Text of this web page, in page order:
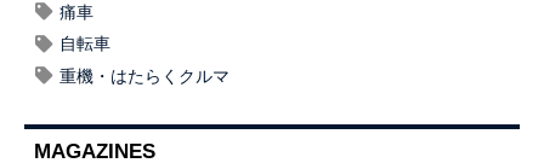
痛車
自転車
重機・はたらくクルマ
MAGAZINES